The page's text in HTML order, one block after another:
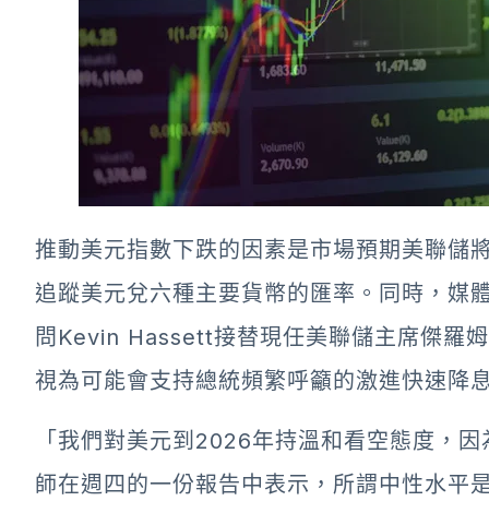
推動美元指數下跌的因素是市場預期美聯儲
追蹤美元兌六種主要貨幣的匯率。同時，媒
問Kevin Hassett接替現任美聯儲主席傑羅
視為可能會支持總統頻繁呼籲的激進快速降
「我們對美元到2026年持溫和看空態度，
師在週四的一份報告中表示，所謂中性水平